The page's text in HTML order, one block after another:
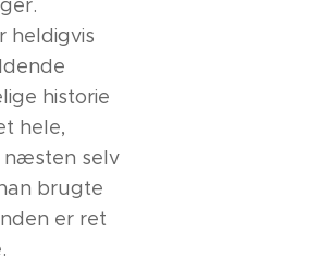
heldigvis
historie
hele,
næsten selv
brugte
er ret